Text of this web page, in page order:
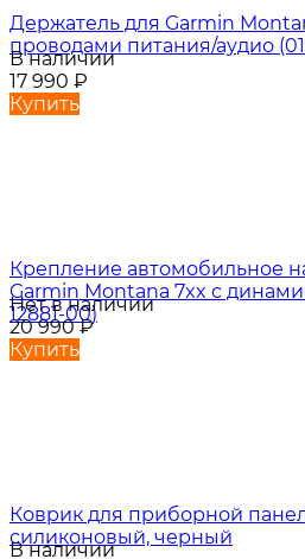
Держатель для Garmin
проводами питания/аудио
В наличии
17 990 ₽
Купить
Крепление автомобильное
Garmin Montana 7xx с
12881-00)
Нет в наличии
20 990₽
Купить
Коврик для приборной
силиконовый, черный
В наличии